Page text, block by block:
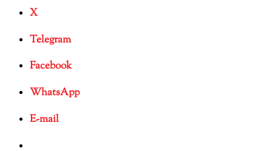
X
Telegram
Facebook
WhatsApp
E-mail